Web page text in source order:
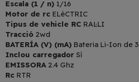
Escala (1 / n) 1/16
Motor de rc ELèCTRIC
Tipus de vehicle RC RAL·LI
Tracció 2wd
BATERÍA (V) (mA) Bateria Li-Ion de 3
Inclou carregador Sí
EMISSORA 2.4 Ghz
Rc RTR